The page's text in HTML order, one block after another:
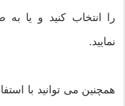
را انتخاب کنید و یا
نمایید.